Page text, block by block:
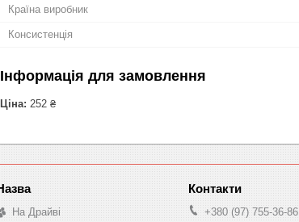
Країна виробник
Консистенція
Інформація для замовлення
Ціна: 252 ₴
На Драйві
+380 (97) 755-36-86